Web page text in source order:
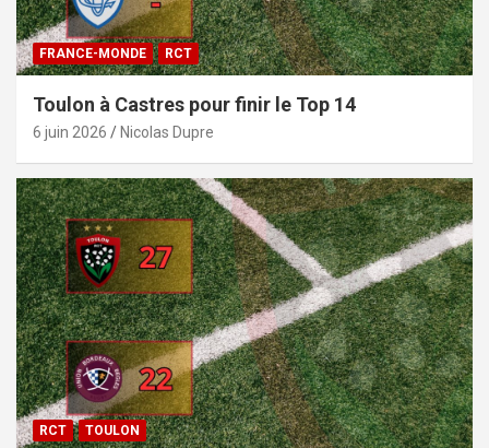
FRANCE-MONDE RCT
Toulon à Castres pour finir le Top 14
6 juin 2026 Nicolas Dupre
RCT TOULON